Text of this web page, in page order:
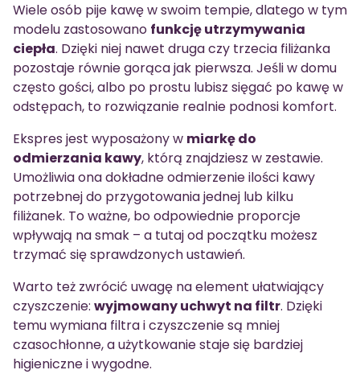
Wiele osób pije kawę w swoim tempie, dlatego w tym
modelu zastosowano funkcję utrzymywania
ciepła. Dzięki niej nawet druga czy trzecia filiżanka
pozostaje równie gorąca jak pierwsza. Jeśli w domu
często gości, albo po prostu lubisz sięgać po kawę w
odstępach, to rozwiązanie realnie podnosi komfort.
Ekspres jest wyposażony w miarkę do
odmierzania kawy, którą znajdziesz w zestawie.
Umożliwia ona dokładne odmierzenie ilości kawy
potrzebnej do przygotowania jednej lub kilku
filiżanek. To ważne, bo odpowiednie proporcje
wpływają na smak – a tutaj od początku możesz
trzymać się sprawdzonych ustawień.
Warto też zwrócić uwagę na element ułatwiający
czyszczenie: wyjmowany uchwyt na filtr. Dzięki
temu wymiana filtra i czyszczenie są mniej
czasochłonne, a użytkowanie staje się bardziej
higieniczne i wygodne.